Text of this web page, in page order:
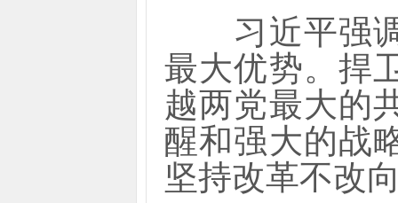
习近平强调
最大优势。捍
越两党最大的
醒和强大的战
坚持改革不改